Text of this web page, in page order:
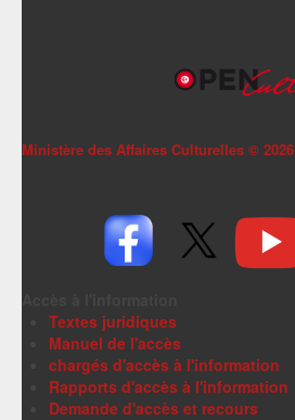
Ministère des Affaires Culturelles © 2026
Textes juridiques
Manuel de l'accès
chargés d'accès à l'information
Rapports d'accès à l'information
Demande d'accès et recours